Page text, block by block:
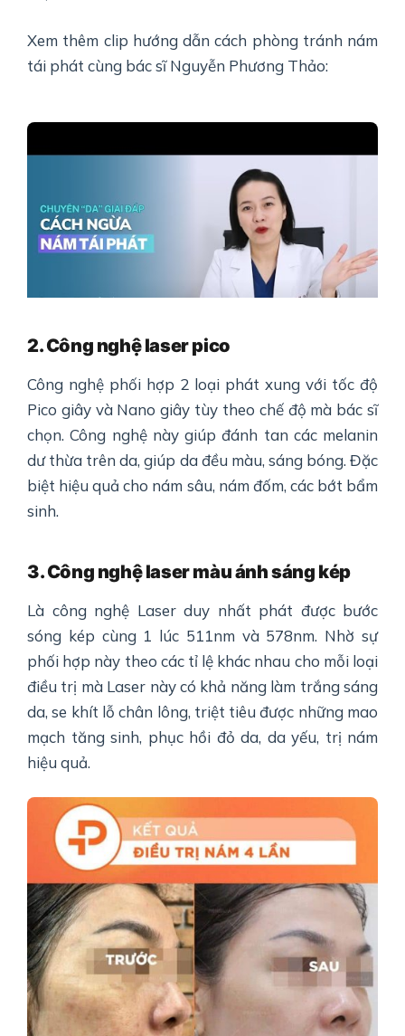
Xem thêm clip hướng dẫn cách phòng tránh nám
tái phát cùng bác sĩ Nguyễn Phương Thảo:
2. Công nghệ laser pico
Công nghệ phối hợp 2 loại phát xung với tốc độ
Pico giây và Nano giây tùy theo chế độ mà bác sĩ
chọn. Công nghệ này giúp đánh tan các melanin
dư thừa trên da, giúp da đều màu, sáng bóng. Đặc
biệt hiệu quả cho nám sâu, nám đốm, các bớt bẩm
sinh.
3. Công nghệ laser màu ánh sáng kép
Là công nghệ Laser duy nhất phát được bước
sóng kép cùng 1 lúc 511nm và 578nm. Nhờ sự
phối hợp này theo các tỉ lệ khác nhau cho mỗi loại
điều trị mà Laser này có khả năng làm trắng sáng
da, se khít lỗ chân lông, triệt tiêu được những mao
mạch tăng sinh, phục hồi đỏ da, da yếu, trị nám
hiệu quả.